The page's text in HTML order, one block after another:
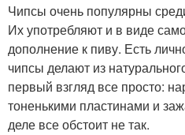
Чипсы очень популярны
Их употребляют и в виде
дополнение к пиву. Есть
чипсы делают из
первый взгляд все просто:
тоненькими пластинами и
деле все обстоит не так.